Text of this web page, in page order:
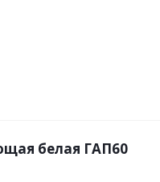
белая ГАП60